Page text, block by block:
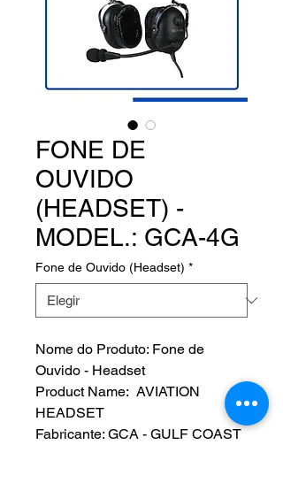
FONE DE
OUVIDO
(HEADSET) -
MODEL.: GCA-4G
Fone de Ouvido (Headset) *
Nome do Produto: Fone de
Ouvido - Headset
Product Name: AVIATION
HEADSET
Fabricante: GCA - GULF COAST